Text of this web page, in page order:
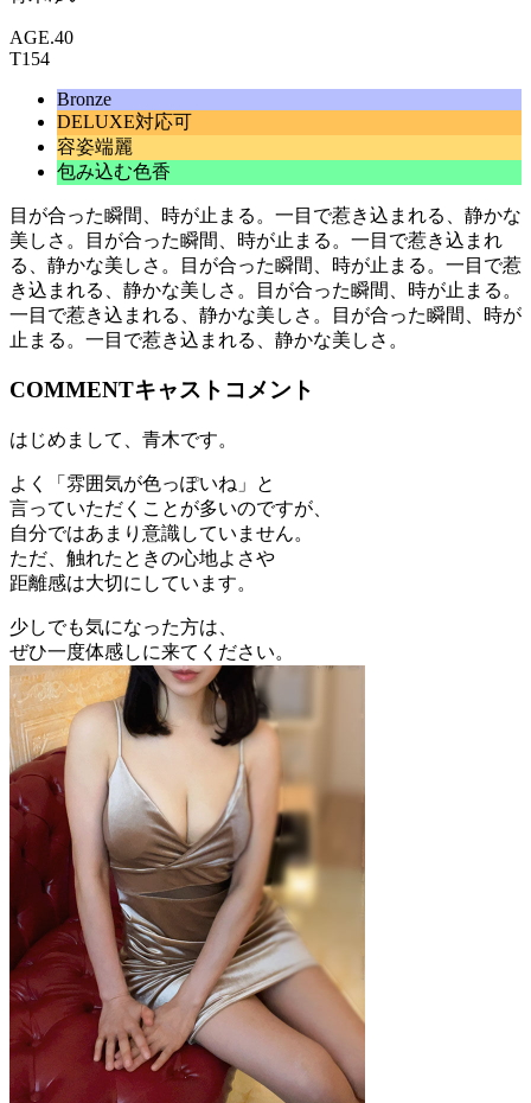
AGE.40
T154
Bronze
DELUXE対応可
容姿端麗
包み込む色香
目が合った瞬間、時が止まる。一目で惹き込まれる、静かな
美しさ。
目が合った瞬間、時が止まる。一目で惹き込まれ
る、静かな美しさ。
目が合った瞬間、時が止まる。一目で惹
き込まれる、静かな美しさ。
目が合った瞬間、時が止まる。
一目で惹き込まれる、静かな美しさ。
目が合った瞬間、時が
止まる。一目で惹き込まれる、静かな美しさ。
COMMENTキャストコメント
はじめまして、青木です。
よく「雰囲気が色っぽいね」と
言っていただくことが多いのですが、
自分ではあまり意識していません。
ただ、触れたときの心地よさや
距離感は大切にしています。
少しでも気になった方は、
ぜひ一度体感しに来てください。